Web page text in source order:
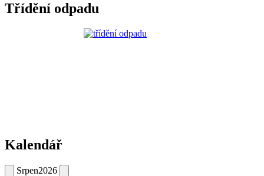
Třídění odpadu
Kalendář
Srpen2026